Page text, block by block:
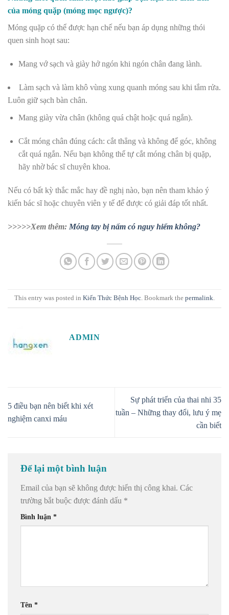
của móng quặp (móng mọc ngược)?
Móng quặp có thể được hạn chế nếu bạn áp dụng những thói
quen sinh hoạt sau:
Mang vớ sạch và giày hở ngón khi ngón chân đang lành.
Làm sạch và làm khô vùng xung quanh móng sau khi tắm rửa.
Luôn giữ sạch bàn chân.
Mang giày vừa chân (không quá chật hoặc quá ngắn).
Cắt móng chân đúng cách: cắt thẳng và không để góc, không
cắt quá ngắn. Nếu bạn không thể tự cắt móng chân bị quặp,
hãy nhờ bác sĩ chuyên khoa.
Nếu có bất kỳ thắc mắc hay đề nghị nào, bạn nên tham khảo ý
kiến bác sĩ hoặc chuyên viên y tế để được có giải đáp tốt nhất.
>>>>>Xem thêm: Móng tay bị nấm có nguy hiểm không?
This entry was posted in Kiến Thức Bệnh Học. Bookmark the permalink.
ADMIN
5 điều bạn nên biết khi xét
nghiệm canxi máu
Sự phát triển của thai nhi 35
tuần – Những thay đổi, lưu ý mẹ
cần biết
Để lại một bình luận
Email của bạn sẽ không được hiển thị công khai. Các
trường bắt buộc được đánh dấu *
Bình luận *
Tên *